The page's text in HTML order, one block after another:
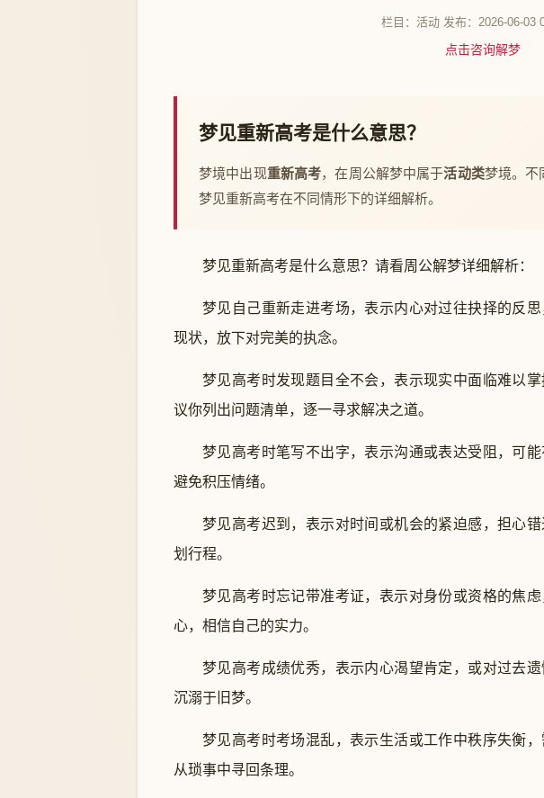
栏目： 活动发布：2026-06-03
点击咨询解梦
梦见重新高考是什么意思？
梦境中出现重新高考，在周公解梦中属于活动类梦境。不
梦见重新高考在不同情形下的详细解析。
梦见重新高考是什么意思？请看周公解梦详细解析：
梦见自己重新走进考场，表示内心对过往抉择的反
现状，放下对完美的执念。
梦见高考时发现题目全不会，表示现实中面临难以
议你列出问题清单，逐一寻求解决之道。
梦见高考时笔写不出字，表示沟通或表达受阻，可
避免积压情绪。
梦见高考迟到，表示对时间或机会的紧迫感，担心
划行程。
梦见高考时忘记带准考证，表示对身份或资格的焦
心，相信自己的实力。
梦见高考成绩优秀，表示内心渴望肯定，或对过去
沉溺于旧梦。
梦见高考时考场混乱，表示生活或工作中秩序失衡
从琐事中寻回条理。